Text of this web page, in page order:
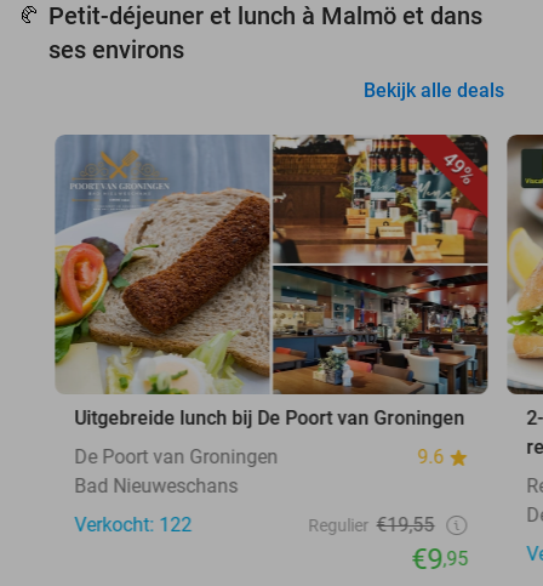
🥐 Petit-déjeuner et lunch à Malmö et dans
ses environs
Bekijk alle deals
49%
Uitgebreide lunch bij De Poort van Groningen
De Poort van Groningen
9.6
Bad Nieuweschans
Verkocht: 122
Regulier €19,55
€9,95